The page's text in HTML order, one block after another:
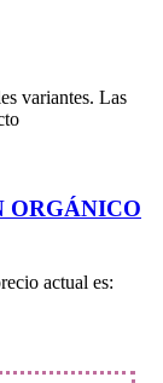
variantes. Las
ORGÁNICO
actual es: